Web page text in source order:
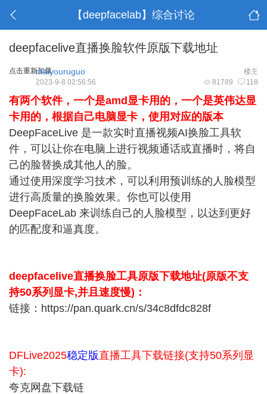
【deepfacelab】综合讨论
deepfacelive直播换脸软件原版下载地址
点击重新加载 楼主
meiyouruguo
81789 118
2023-9-8 02:56:56
有两个软件，一个是amd显卡用的，一个是英伟达显
卡用的，根据自己电脑显卡，使用对应的版本
DeepFaceLive 是一款实时直播视频AI换脸工具软
件，可以让你在电脑上进行视频通话或直播时，将自
己的脸替换成其他人的脸。
通过使用深度学习技术，可以利用预训练的人脸模型
进行高质量的换脸效果。你也可以使用
DeepFaceLab 来训练自己的人脸模型，以达到更好
的匹配度和逼真度。
deepfacelive直播换脸工具原版下载地址(原版不支
持50系列显卡,并且速度慢)：
链接：https://pan.quark.cn/s/34c8dfdc828f
DFLive2025稳定版直播工具下载链接(支持50系列显
卡):
夸克网盘下载链